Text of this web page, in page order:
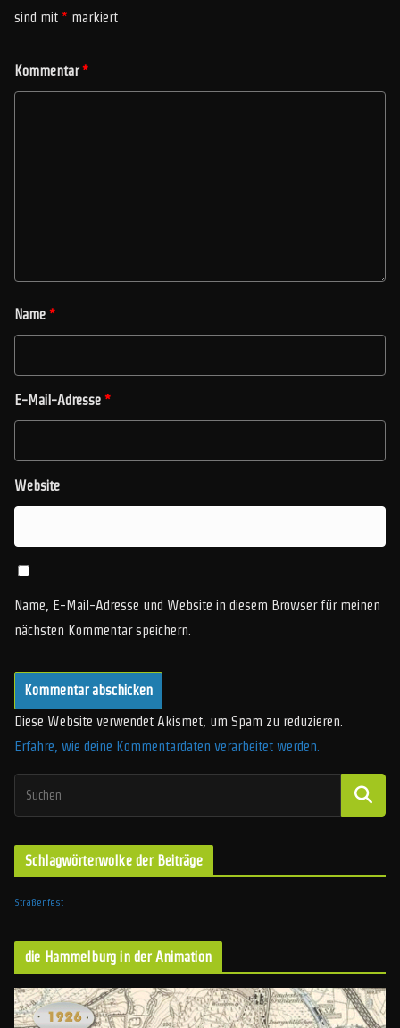
sind mit * markiert
Kommentar*
Name *
E-Mail-Adresse *
Website
Name, E-Mail-Adresse und Website in diesem Browser für meinen
nächsten Kommentar speichern.
Diese Website verwendet Akismet, um Spam zu reduzieren.
Erfahre, wie deine Kommentardaten verarbeitet werden.
Schlagwörterwolke der Beiträge
Straßenfest
die Hammelburg in der Animation